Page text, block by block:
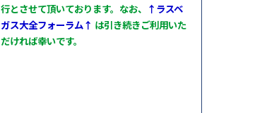
行とさせて頂いております。なお、
↑ラスベ
ガス大全フォーラム↑ は引き続きご利用いた
だければ幸いです。